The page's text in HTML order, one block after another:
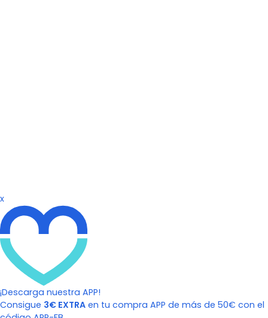
x
¡Descarga nuestra APP!
Consigue 3€ EXTRA en tu compra APP de más de 50€ con el